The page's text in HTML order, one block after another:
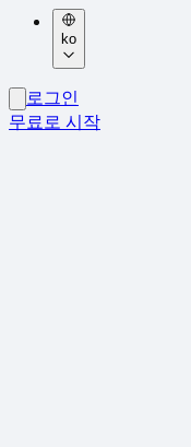
ko
로그인
무료로 시작